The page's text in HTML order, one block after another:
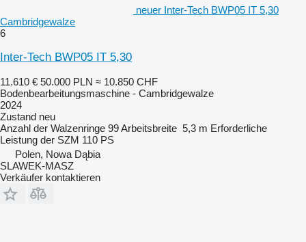
neuer Inter-Tech BWP05 IT 5,30
Cambridgewalze
6
Inter-Tech BWP05 IT 5,30
11.610 € 50.000 PLN ≈ 10.850 CHF
Bodenbearbeitungsmaschine - Cambridgewalze
2024
Zustand neu
Anzahl der Walzenringe 99Arbeitsbreite 5,3 m Erforderliche
Leistung der SZM 110 PS
Polen, Nowa Dąbia
SLAWEK-MASZ
Verkäufer kontaktieren